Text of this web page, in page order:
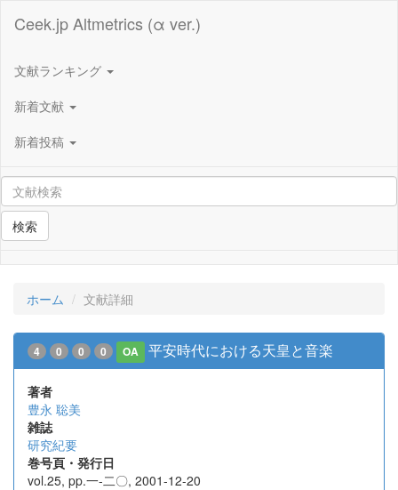
Ceek.jp Altmetrics (α ver.)
文献ランキング
新着文献
新着投稿
検索
ホーム 文献詳細
4 0 0 0 OA 平安時代における天皇と音楽
著者
豊永 聡美
雑誌
研究紀要
巻号頁・発行日
vol.25, pp.一-二〇, 2001-12-20